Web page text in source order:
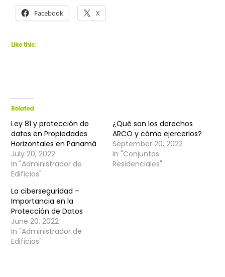
Facebook X
Like this:
Related
Ley 81 y protección de
datos en Propiedades
Horizontales en Panamá
July 20, 2022
In "Administrador de
Edificios"
¿Qué son los derechos
ARCO y cómo ejercerlos?
September 20, 2022
In "Conjuntos
Residenciales"
La ciberseguridad –
Importancia en la
Protección de Datos
June 20, 2022
In "Administrador de
Edificios"